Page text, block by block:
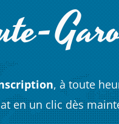
, à toute
en un clic dès